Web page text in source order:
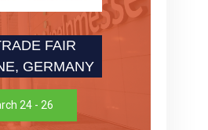
FAIR
GERMANY
24 - 26